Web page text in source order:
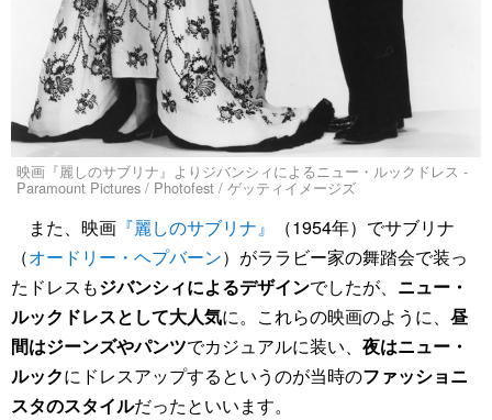
映画『麗しのサブリナ』よりジバンシィによるニュー・ルックドレス -
Paramount Pictures / Photofest / ゲッティイメージズ
また、映画 『麗しのサブリナ』
（1954年）でサブリナ
（オードリー・ヘプバーン）がララビー家の舞踏会で装っ
たドレスもジバンシィによるデザインでしたが、 ニュー・
ルックドレスとして大人気に。これらの映画のように、 昼
間はジーンズやパンツでカジュアルに装い、 夜はニュー・
ルックにドレスアップするというのが当時のファッショニ
スタのスタイルだったといいます。